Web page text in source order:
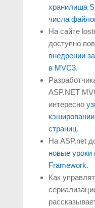
хранилища
числа
На сайте
доступно
внедрении
в MVC3.
ASP.NET
интересно
страниц.
На ASP.net
новые уроки
Framework.
Как